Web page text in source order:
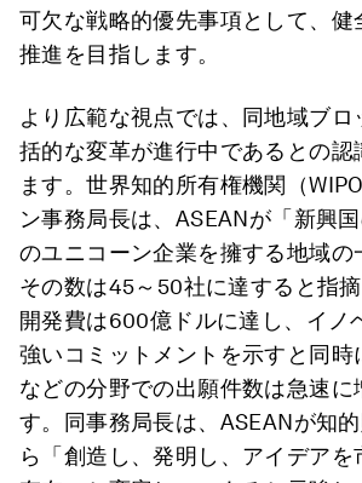
可欠な戦略的優先事項として、健
推進を目指します。
より広範な視点では、同地域ブロ
括的な変革が進行中であるとの認
ます。世界知的所有権機関（
ン事務局長は、ASEANが「新興
のユニコーン企業を擁する地域の
その数は45～50社に達すると指
開発費は600億ドルに達し、イノ
強いコミットメントを示すと同時
などの分野での出願件数は急速に
す。同事務局長は、ASEANが知
ら「創造し、発明し、アイデアを